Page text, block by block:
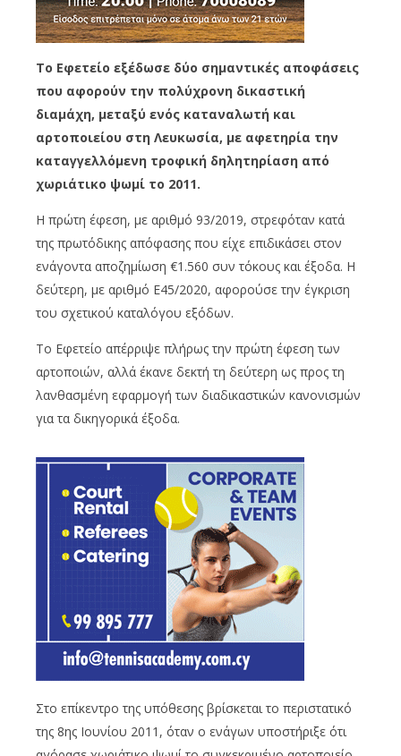
Το Εφετείο εξέδωσε δύο σημαντικές αποφάσεις
που αφορούν την πολύχρονη δικαστική
διαμάχη, μεταξύ ενός καταναλωτή και
αρτοποιείου στη Λευκωσία, με αφετηρία την
καταγγελλόμενη τροφική δηλητηρίαση από
χωριάτικο ψωμί το 2011.
Η πρώτη έφεση, με αριθμό 93/2019, στρεφόταν κατά
της πρωτόδικης απόφασης που είχε επιδικάσει στον
ενάγοντα αποζημίωση €1.560 συν τόκους και έξοδα. Η
δεύτερη, με αριθμό Ε45/2020, αφορούσε την έγκριση
του σχετικού καταλόγου εξόδων.
Το Εφετείο απέρριψε πλήρως την πρώτη έφεση των
αρτοποιών, αλλά έκανε δεκτή τη δεύτερη ως προς τη
λανθασμένη εφαρμογή των διαδικαστικών κανονισμών
για τα δικηγορικά έξοδα.
Στο επίκεντρο της υπόθεσης βρίσκεται το περιστατικό
της 8ης Ιουνίου 2011, όταν ο ενάγων υποστήριξε ότι